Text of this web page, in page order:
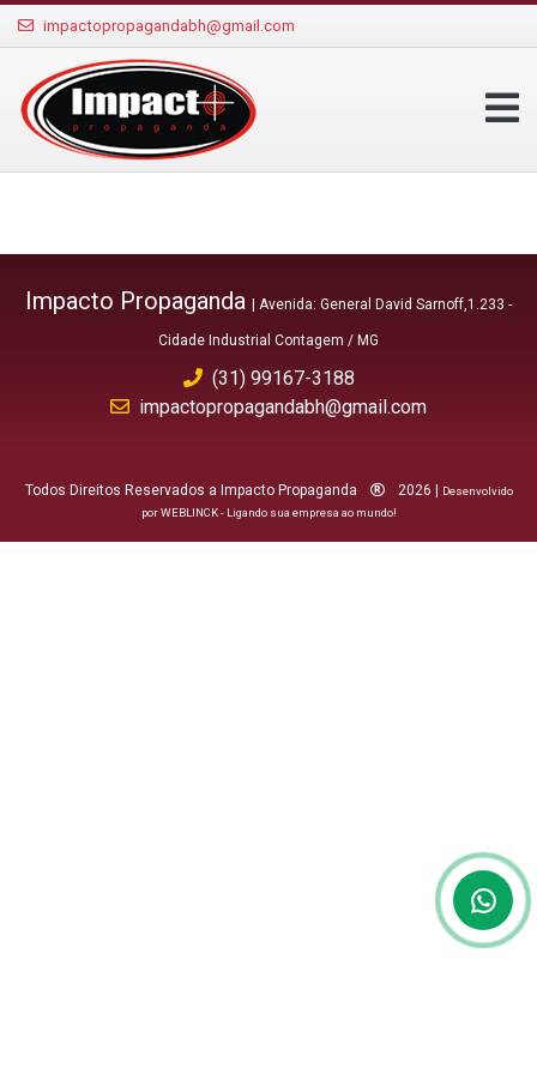
impactopropagandabh@gmail.com
Impacto Propaganda | Avenida: General David Sarnoff,1.233 -
Cidade Industrial Contagem / MG
(31) 99167-3188
impactopropagandabh@gmail.com
Todos Direitos Reservados a Impacto Propaganda 2026 |
Desenvolvido
por WEBLINCK - Ligando sua empresa ao mundo!